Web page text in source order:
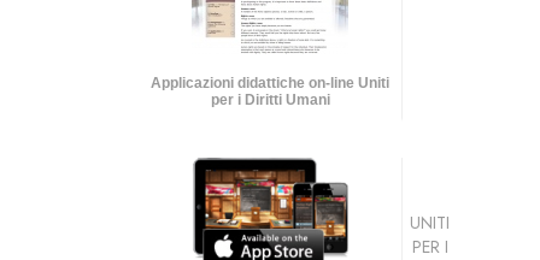
Applicazioni didattiche on-line Uniti
per i Diritti Umani
UNITI
PER I